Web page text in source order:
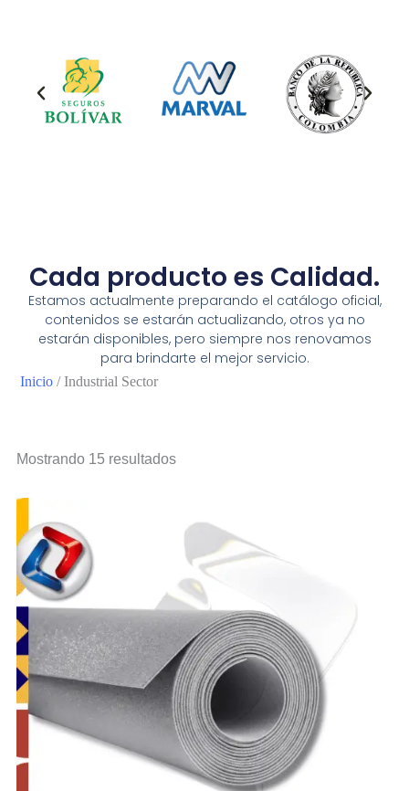
Cada producto es Calidad.
Estamos actualmente preparando el catálogo oficial,
contenidos se estarán actualizando, otros ya no
estarán disponibles, pero siempre nos renovamos
para brindarte el mejor servicio.
Inicio / Industrial Sector
Mostrando 15 resultados